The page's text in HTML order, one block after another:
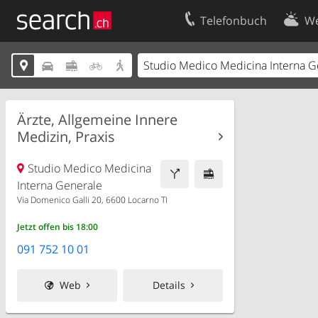
Telefonbuch
    
Ärzte, Allgemeine Innere
Medizin, Praxis
Studio Medico Medicina
Interna Generale
Via Domenico Galli 20, 6600 Locarno TI
Jetzt offen bis 18:00
091 752 10 01
Web Details
Ihr Eintrag
Kundencenter Geschäftskunden
Impressum
Kontakt